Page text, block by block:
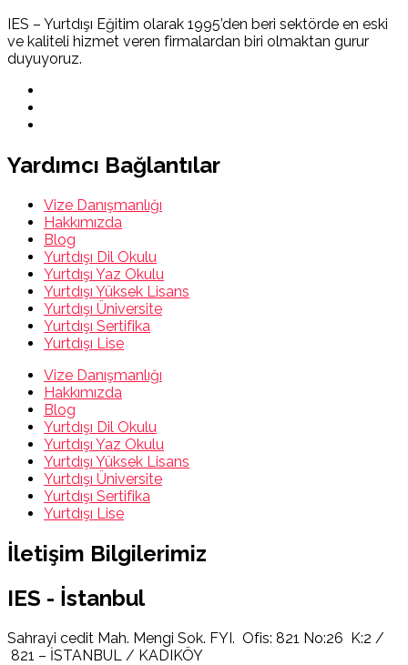
IES – Yurtdışı Eğitim olarak 1995’den beri sektörde en eski
ve kaliteli hizmet veren firmalardan biri olmaktan gurur
duyuyoruz.
Yardımcı Bağlantılar
Vize Danışmanlığı
Hakkımızda
Blog
Yurtdışı Dil Okulu
Yurtdışı Yaz Okulu
Yurtdışı Yüksek Lisans
Yurtdışı Üniversite
Yurtdışı Sertifika
Yurtdışı Lise
Vize Danışmanlığı
Hakkımızda
Blog
Yurtdışı Dil Okulu
Yurtdışı Yaz Okulu
Yurtdışı Yüksek Lisans
Yurtdışı Üniversite
Yurtdışı Sertifika
Yurtdışı Lise
İletişim Bilgilerimiz
IES - İstanbul
Sahrayi cedit Mah. Mengi Sok. FYI. Ofis: 821 No:26 K:2 /
821 – İSTANBUL / KADIKÖY